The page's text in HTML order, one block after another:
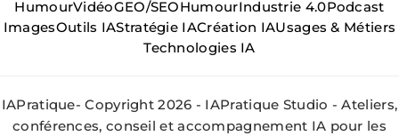
HumourVidéoGEO/SEOHumourIndustrie 4.0Podcast
ImagesOutils IAStratégie IACréation IAUsages & Métiers
Technologies IA
IAPratique- Copyright 2026 - IAPratique Studio - Ateliers,
conférences, conseil et accompagnement IA pour les